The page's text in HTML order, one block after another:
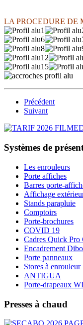
LA PROCEDURE DE
Précédent
Suivant
Systèmes de
Les enrouleurs
Porte affiches
Barres porte-
Affichage
Stands parapluie
Comptoirs
Porte-brochures
COVID 19
Cadres Quick Pro
Encadrement
Porte panneaux
Stores à enrouleur
ANTIGUA
Porte-drapeaux
Presses à chaud